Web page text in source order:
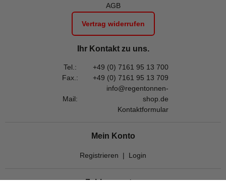
AGB
Vertrag widerrufen
Ihr Kontakt zu uns.
Tel.:
+49 (0) 7161 95 13 700
Fax.:
+49 (0) 7161 95 13 709
Mail:
info@regentonnen-
shop.de
Kontaktformular
Mein Konto
Registrieren | Login